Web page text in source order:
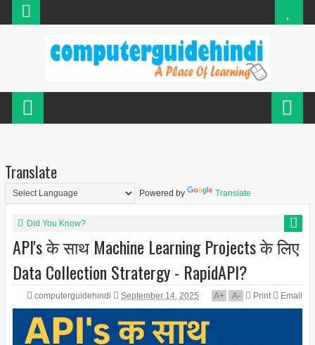
Translate
Powered by Translate
Did You Know?
API's के साथ Machine Learning Projects के लिए
Data Collection Stratergy - RapidAPI?
computerguidehindi September 14, 2025 A+ A- Print Email